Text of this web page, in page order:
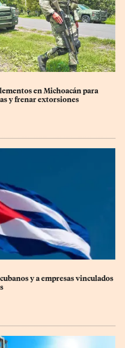
en Michoacán para
y frenar extorsiones
y a empresas vinculados